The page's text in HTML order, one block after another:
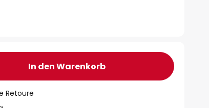
In den Warenkorb
Retoure